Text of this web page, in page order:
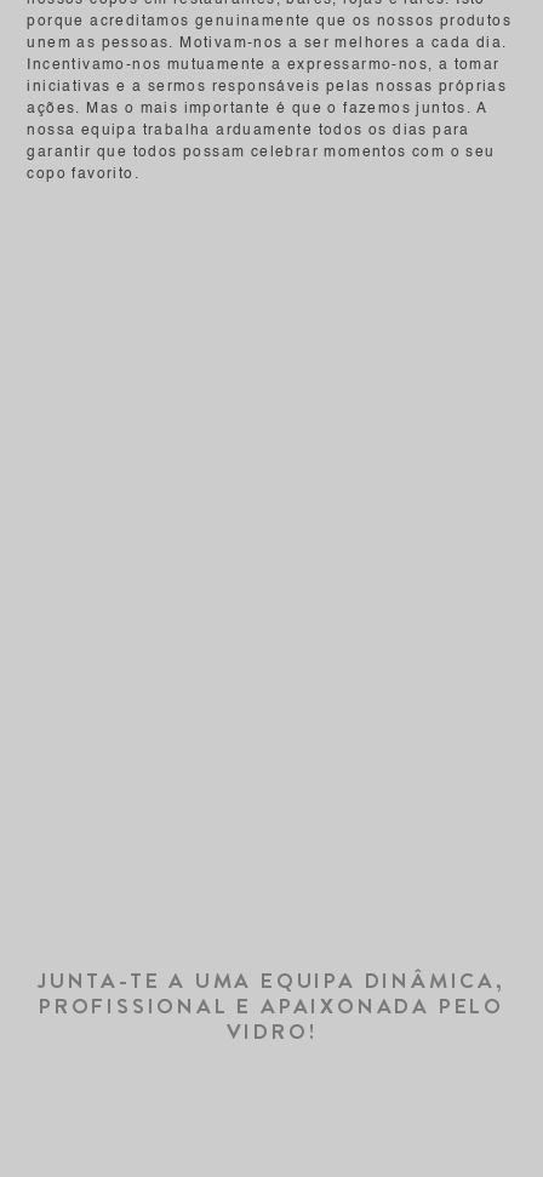
porque acreditamos genuinamente que os nossos produtos
unem as pessoas. Motivam-nos a ser melhores a cada dia.
Incentivamo-nos mutuamente a expressarmo-nos, a tomar
iniciativas e a sermos responsáveis ​​pelas nossas próprias
ações. Mas o mais importante é que o fazemos juntos. A
nossa equipa trabalha arduamente todos os dias para
garantir que todos possam celebrar momentos com oseu
copo favorito.
JUNTA-TE A UMA EQUIPA DINÂMICA,
PROFISSIONAL E APAIXONADA PELO
VIDRO!